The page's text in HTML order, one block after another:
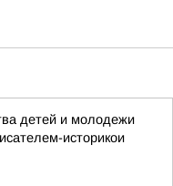
детей и молодежи
историкои